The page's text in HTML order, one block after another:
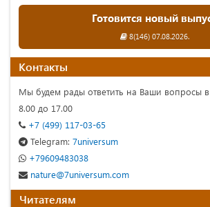
Готовится новый
8(146) 07.08.2026.
Контакты
Мы будем рады ответить на Ваши вопросы
8.00 до 17.00
+7 (499) 117-03-65
Telegram: 7universum
+79609483038
nature@7universum.com
Читателям